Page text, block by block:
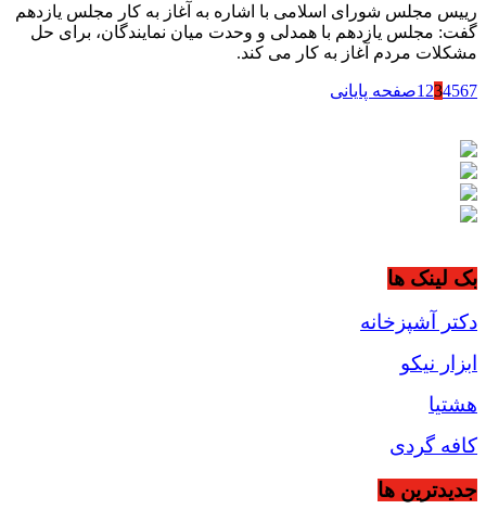
رییس مجلس شورای اسلامی با اشاره به آغاز به کار مجلس یازدهم
گفت: مجلس یازدهم با همدلی و وحدت میان نمایندگان، برای حل
مشکلات مردم آغاز به کار می کند.
1 234567 صفحه پایانی
بک لینک ها
دکتر آشپزخانه
ابزار نیکو
هشتیا
کافه گردی
جديدترين ها